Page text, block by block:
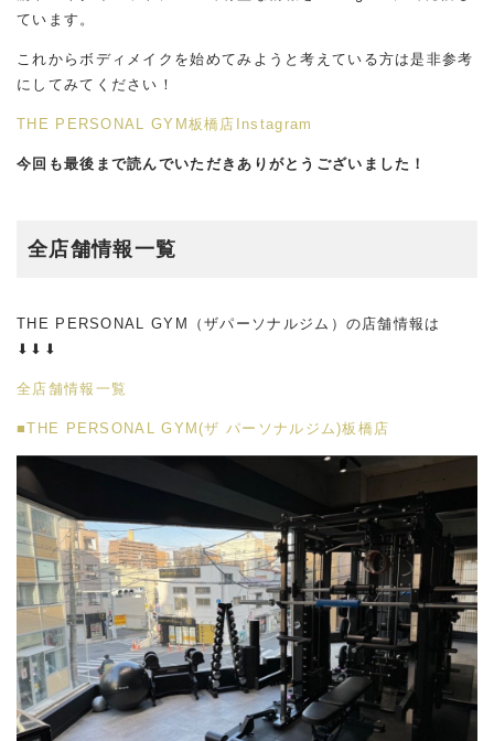
ています。
これからボディメイクを始めてみようと考えている方は是非参考
にしてみてください！
THE PERSONAL GYM板橋店Instagram
今回も最後まで読んでいただきありがとうございました！
全店舗情報一覧
THE PERSONAL GYM（ザパーソナルジム）の店舗情報は
⬇︎⬇︎⬇︎
全店舗情報一覧
■THE PERSONAL GYM(ザ パーソナルジム)板橋店